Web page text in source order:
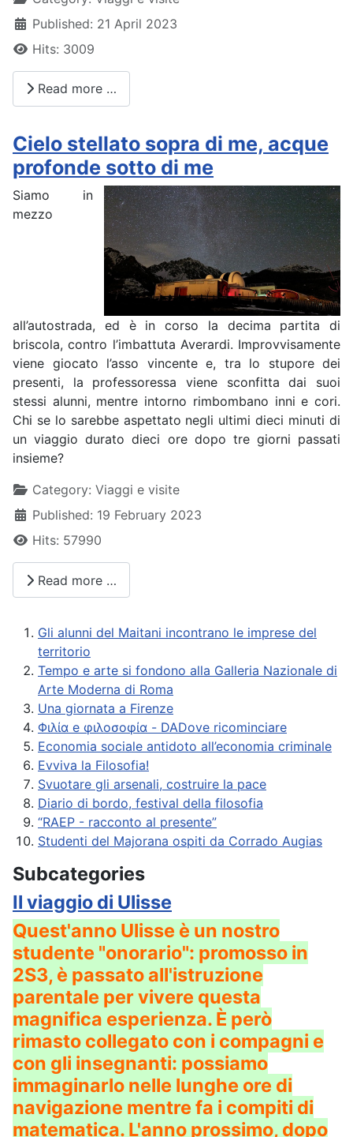
Published: 21 April 2023
Hits: 3009
Read more …
Cielo stellato sopra di me, acque
profonde sotto di me
Siamo in
mezzo
all’autostrada, ed è in corso la decima partita di
briscola, contro l’imbattuta Averardi. Improvvisamente
viene giocato l’asso vincente e, tra lo stupore dei
presenti, la professoressa viene sconfitta dai suoi
stessi alunni, mentre intorno rimbombano inni e cori.
Chi se lo sarebbe aspettato negli ultimi dieci minuti di
un viaggio durato dieci ore dopo tre giorni passati
insieme?
DetailsCategory: Viaggi e visite
Published: 19 February 2023
Hits: 57990
Read more …
Gli alunni del Maitani incontrano le imprese del
territorio
Tempo e arte si fondono alla Galleria Nazionale di
Arte Moderna di Roma
Una giornata a Firenze
Φιλία e φιλοσοφία - DADove ricominciare
Economia sociale antidoto all’economia criminale
Evviva la Filosofia!
Svuotare gli arsenali, costruire la pace
Diario di bordo, festival della filosofia
“RAEP - racconto al presente”
Studenti del Majorana ospiti da Corrado Augias
Subcategories
Il viaggio di Ulisse
Quest'anno Ulisse è un nostro
studente "onorario": promosso in
2S3, è passato all'istruzione
parentale per vivere questa
magnifica esperienza. È però
rimasto collegato con i compagni e
con gli insegnanti: possiamo
immaginarlo nelle lunghe ore di
navigazione mentre fa i compiti di
matematica. L'anno prossimo, dopo